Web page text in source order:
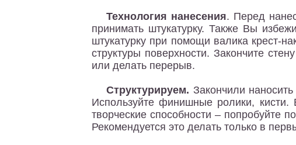
Технология нанесения. Перед
принимать штукатурку. Также Вы
штукатурку при помощи валика крест-
структуры поверхности. Закончите
или делать перерыв.
Структурируем. Закончили
Используйте финишные ролики,
творческие способности – попробуйте
Рекомендуется это делать только в